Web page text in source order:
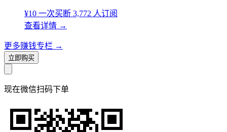
¥10 一次买断 3,772 人订阅
查看详情 →
更多赚钱专栏 →
立即购买
现在微信扫码下单